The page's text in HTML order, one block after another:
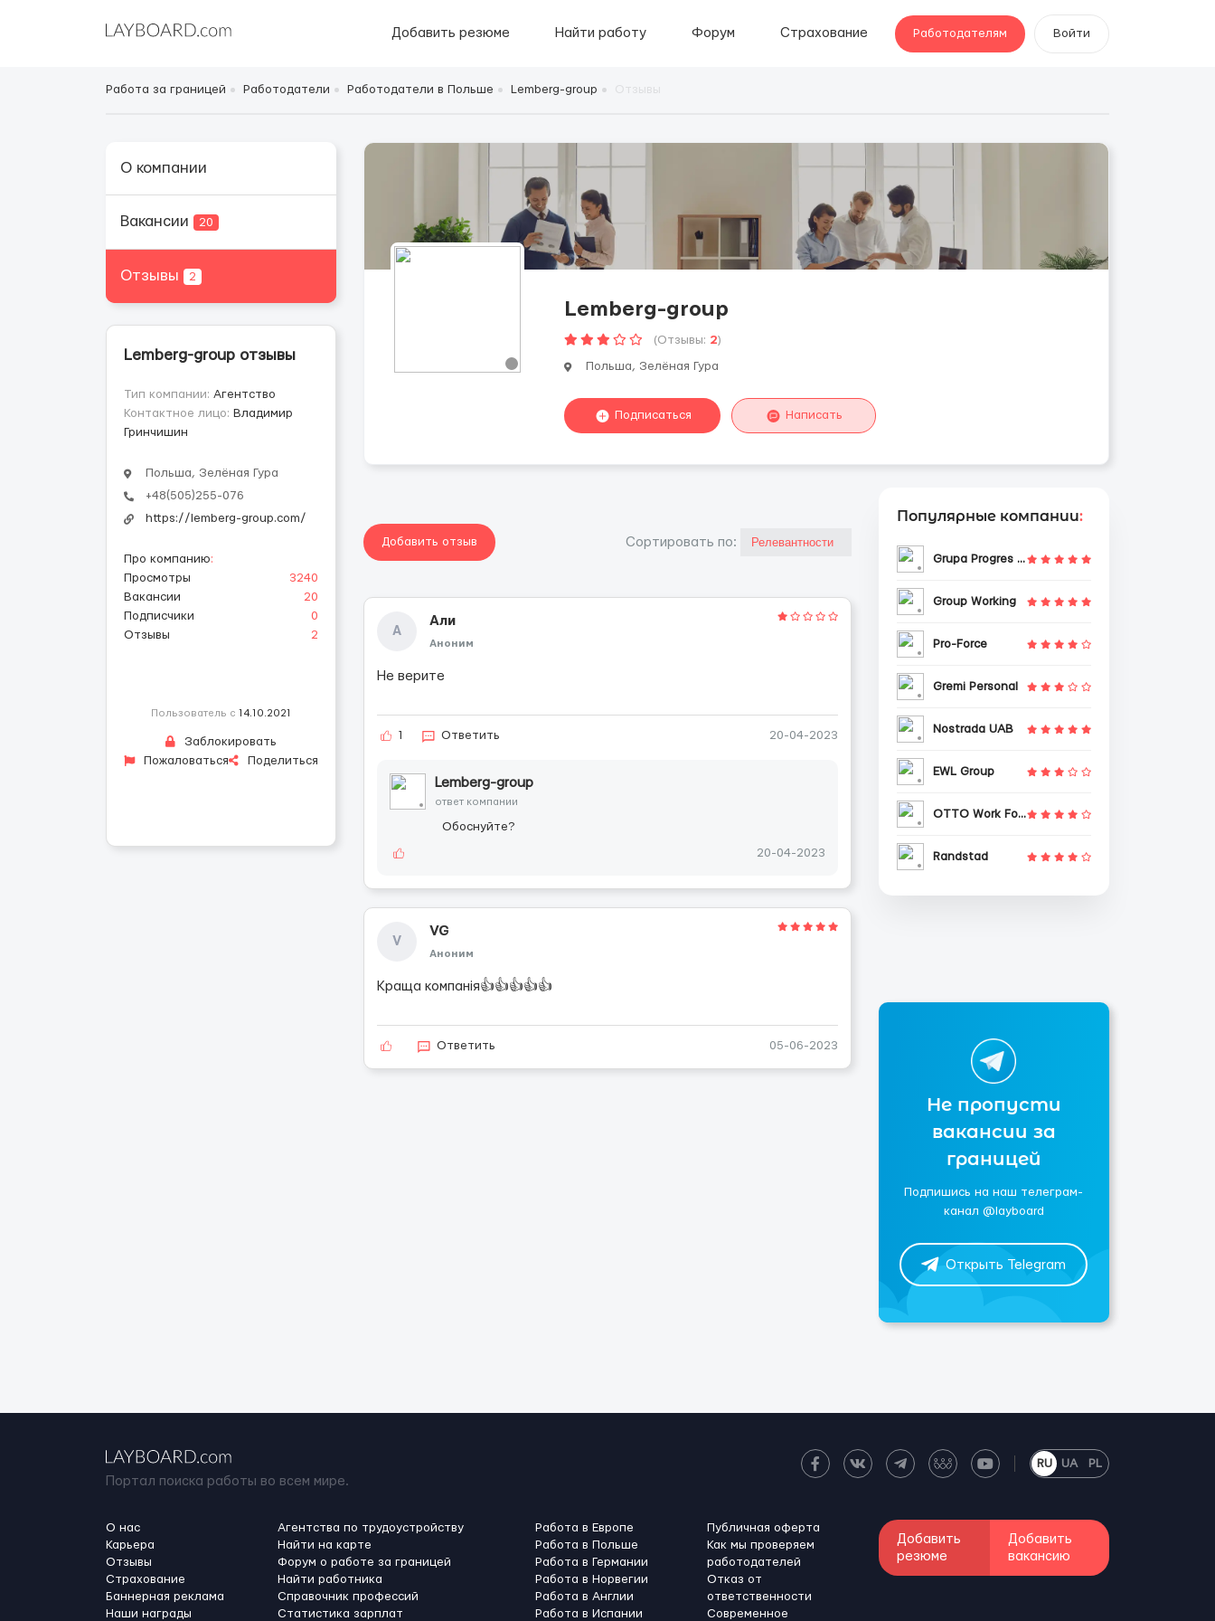
Добавить резюме Найти работу Форум Страхование Работодателям Войти
Работа за границей Работодатели Работодатели в Польше Lemberg-group
О компании
Вакансии 20
Отзывы 2
Lemberg-group отзывы
Тип компании: Агентство
Контактное лицо: Владимир
Гринчишин
Польша, Зелёная Гура
+48(505)255-076
https://lemberg-group.com/
Про компанию:
Просмотры
3240
Вакансии
20
Подписчики
0
Отзывы
2
Пользователь с 14.10.2021
Заблокировать
Пожаловаться
Поделиться
Lemberg-group
(Отзывы: 2)
Польша, Зелёная Гура
Подписаться Написать
Добавить отзыв Cортировать по:
А
Али
Аноним
Не верите
1 Ответить 20-04-2023
Lemberg-group
ответ компании
Обоснуйте?
20-04-2023
V
VG
Аноним
Краща компанія👍👍👍👍👍
Ответить 05-06-2023
Популярные компании:
Grupa Progres Sp. z o.o.
Group Working
Pro-Force
Gremi Personal
Nostrada UAB
EWL Group
OTTO Work Force
Randstad
Не пропусти
вакансии за
границей
Подпишись на наш телеграм-
канал @layboard
Открыть Telegram
Портал поиска работы во всем мире.
RU UA PL
О нас
Карьера
Отзывы
Страхование
Баннерная реклама
Наши награды
Агентства по трудоустройству
Найти на карте
Форум о работе за границей
Найти работника
Справочник профессий
Статистика зарплат
Работа в Европе
Работа в Польше
Работа в Германии
Работа в Норвегии
Работа в Англии
Работа в Испании
Публичная оферта
Как мы проверяем
работодателей
Отказ от
ответственности
Современное
Добавить
резюме
Добавить
вакансию